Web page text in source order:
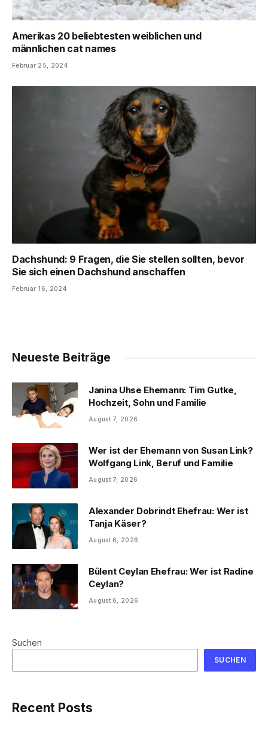
Amerikas 20 beliebtesten weiblichen und
männlichen cat names
Februar 25, 2024
Dachshund: 9 Fragen, die Sie stellen sollten, bevor
Sie sich einen Dachshund anschaffen
Februar 16, 2024
Neueste Beiträge
Janina Uhse Ehemann: Tim Gutke,
Hochzeit, Sohn und Familie
August 7, 2026
Wer ist der Ehemann von Susan Link?
Wolfgang Link, Beruf und Familie
August 7, 2026
Alexander Dobrindt Ehefrau: Wer ist
Tanja Käser?
August 6, 2026
Bülent Ceylan Ehefrau: Wer ist Radine
Ceylan?
August 6, 2026
Suchen
SUCHEN
Recent Posts